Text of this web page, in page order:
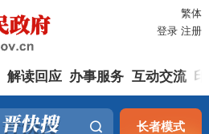
繁体
登录 注册
解读回应 办事服务 互动交流
长者模式